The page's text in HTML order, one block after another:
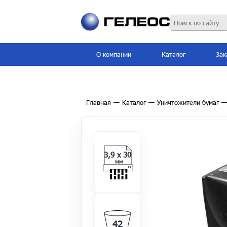
О компании Каталог
Главная — Каталог — Уничтожители бумаг —
3,9 x 30
42